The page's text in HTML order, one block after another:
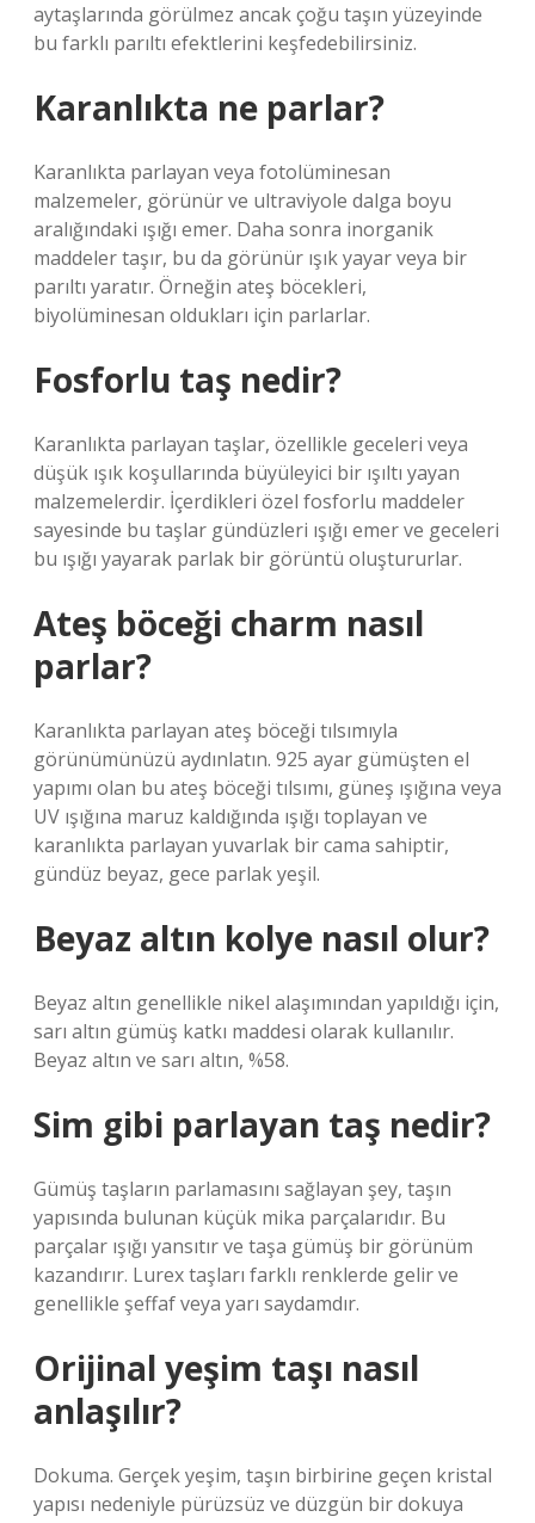
aytaşlarında görülmez ancak çoğu taşın yüzeyinde
bu farklı parıltı efektlerini keşfedebilirsiniz.
Karanlıkta ne parlar?
Karanlıkta parlayan veya fotolüminesan
malzemeler, görünür ve ultraviyole dalga boyu
aralığındaki ışığı emer. Daha sonra inorganik
maddeler taşır, bu da görünür ışık yayar veya bir
parıltı yaratır. Örneğin ateş böcekleri,
biyolüminesan oldukları için parlarlar.
Fosforlu taş nedir?
Karanlıkta parlayan taşlar, özellikle geceleri veya
düşük ışık koşullarında büyüleyici bir ışıltı yayan
malzemelerdir. İçerdikleri özel fosforlu maddeler
sayesinde bu taşlar gündüzleri ışığı emer ve geceleri
bu ışığı yayarak parlak bir görüntü oluştururlar.
Ateş böceği charm nasıl
parlar?
Karanlıkta parlayan ateş böceği tılsımıyla
görünümünüzü aydınlatın. 925 ayar gümüşten el
yapımı olan bu ateş böceği tılsımı, güneş ışığına veya
UV ışığına maruz kaldığında ışığı toplayan ve
karanlıkta parlayan yuvarlak bir cama sahiptir,
gündüz beyaz, gece parlak yeşil.
Beyaz altın kolye nasıl olur?
Beyaz altın genellikle nikel alaşımından yapıldığı için,
sarı altın gümüş katkı maddesi olarak kullanılır.
Beyaz altın ve sarı altın, %58.
Sim gibi parlayan taş nedir?
Gümüş taşların parlamasını sağlayan şey, taşın
yapısında bulunan küçük mika parçalarıdır. Bu
parçalar ışığı yansıtır ve taşa gümüş bir görünüm
kazandırır. Lurex taşları farklı renklerde gelir ve
genellikle şeffaf veya yarı saydamdır.
Orijinal yeşim taşı nasıl
anlaşılır?
Dokuma. Gerçek yeşim, taşın birbirine geçen kristal
yapısı nedeniyle pürüzsüz ve düzgün bir dokuya